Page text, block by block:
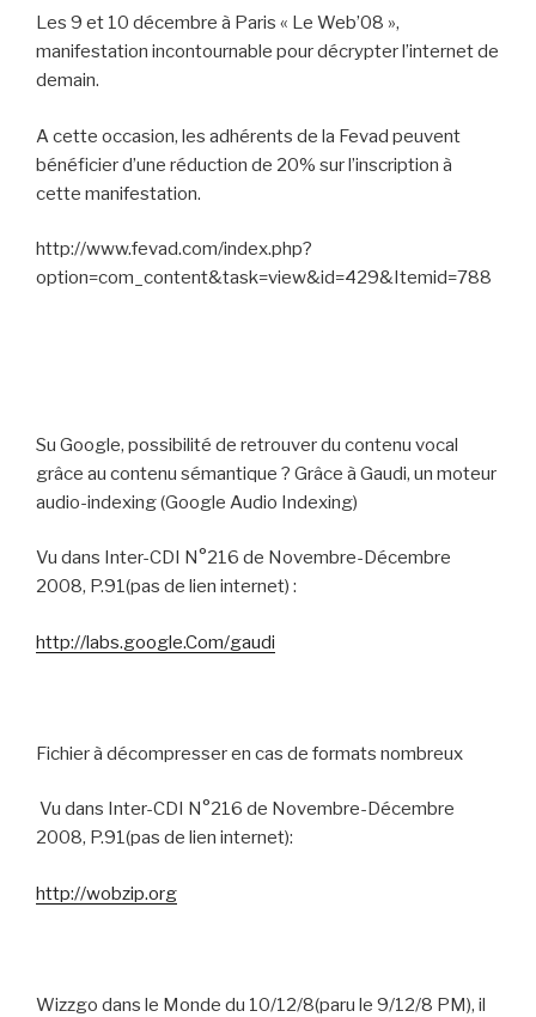
Les 9 et 10 décembre à Paris « Le Web’08 »,
manifestation incontournable pour décrypter l’internet de
demain.
A cette occasion, les adhérents de la Fevad peuvent
bénéficier d’une réduction de 20% sur l’inscription à
cette manifestation.
http://www.fevad.com/index.php?
option=com_content&task=view&id=429&Itemid=788
Su Google, possibilité de retrouver du contenu vocal
grâce au contenu sémantique ? Grâce à Gaudi, un moteur
audio-indexing (Google Audio Indexing)
Vu dans Inter-CDI N°216 de Novembre-Décembre
2008, P.91(pas de lien internet) :
http://labs.google.Com/gaudi
Fichier à décompresser en cas de formats nombreux
Vu dans Inter-CDI N°216 de Novembre-Décembre
2008, P.91(pas de lien internet):
http://wobzip.org
Wizzgo dans le Monde du 10/12/8(paru le 9/12/8 PM), il